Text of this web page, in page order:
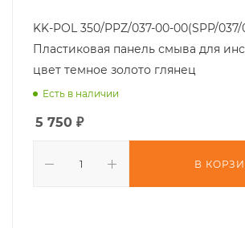
KK-POL 350/PPZ/037-00-00(SPP/037/
Пластиковая панель смыва для
цвет темное золото глянец
Есть в наличии
5 750 ₽
В